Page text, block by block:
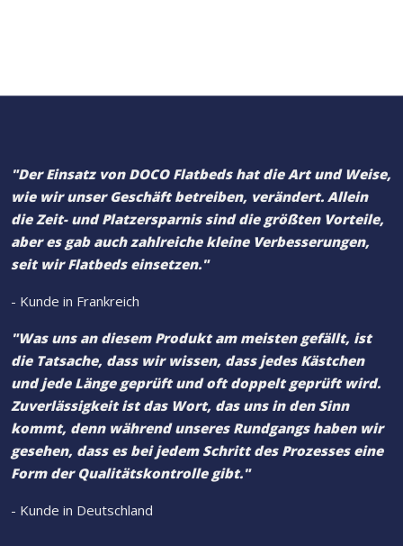
"Der Einsatz von DOCO Flatbeds hat die Art und Weise,
wie wir unser Geschäft betreiben, verändert. Allein
die Zeit- und Platzersparnis sind die größten Vorteile,
aber es gab auch zahlreiche kleine Verbesserungen,
seit wir Flatbeds einsetzen."
- Kunde in Frankreich
"Was uns an diesem Produkt am meisten gefällt, ist
die Tatsache, dass wir wissen, dass jedes Kästchen
und jede Länge geprüft und oft doppelt geprüft wird.
Zuverlässigkeit ist das Wort, das uns in den Sinn
kommt, denn während unseres Rundgangs haben wir
gesehen, dass es bei jedem Schritt des Prozesses eine
Form der Qualitätskontrolle gibt."
- Kunde in Deutschland